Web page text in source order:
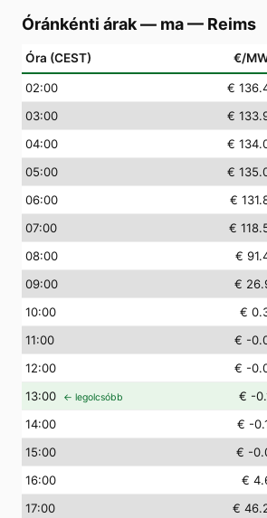
Óránkénti árak — ma— Reims
Óra (CEST) €/
02:00 €
03:00 €
04:00 €
05:00 €
06:00 €
07:00 €
08:00 €
09:00 €
10:00 €
11:00 € -
12:00 € -
13:00 ← legolcsóbb € -
14:00 € -
15:00 € -
16:00 €
17:00 €